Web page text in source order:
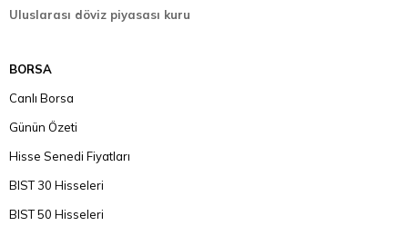
Uluslarası döviz piyasası kuru
BORSA
Canlı Borsa
Günün Özeti
Hisse Senedi Fiyatları
BIST 30 Hisseleri
BIST 50 Hisseleri